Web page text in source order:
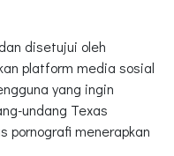
disetujui oleh
platform media sosial
yang ingin
undang Texas
pornografi menerapkan